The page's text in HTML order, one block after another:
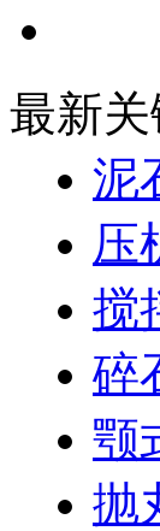
最新
泥
压
搅
碎
颚
抛